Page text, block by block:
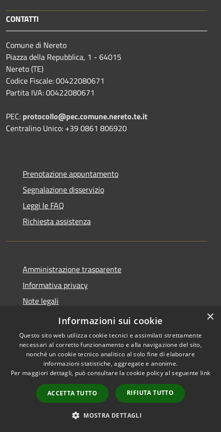
CONTATTI
Comune di Nereto
Piazza della Repubblica, 1 - 64015
Nereto (TE)
Codice Fiscale: 00422080671
Partita IVA: 00422080671
PEC: protocollo@pec.comune.nereto.te.it
Centralino Unico: +39 0861 806920
Prenotazione appuntamento
Segnalazione disservizio
Leggi le FAQ
Richiesta assistenza
Amministrazione trasparente
Informativa privacy
Note legali
Dichiarazione di accessibilità
Accessibilità
Copyright © 2026 • Comune di
Nereto • Powered by
Municipium•
Accesso
redazione
×
Informazioni sui cookie
Questo sito web utilizza cookie tecnici e assimilati strettamente
necessari al corretto funzionamento e alla navigazione del sito,
nonché un cookie tecnico analitico al solo fine di elaborare
informazioni statistiche, aggregate e anonime.
Per maggiori dettagli, può consultare la cookie policy al seguente link
ACCETTA TUTTO RIFIUTA TUTTO
MOSTRA DETTAGLI